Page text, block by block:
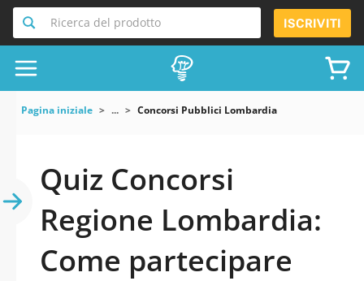
Ricerca del prodotto ISCRIVITI
Pagina iniziale ... Concorsi Pubblici Lombardia
Quiz Concorsi
Regione Lombardia:
Come partecipare